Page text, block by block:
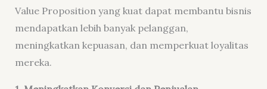
Value Proposition yang kuat dapat membantu bisnis
mendapatkan lebih banyak pelanggan,
meningkatkan kepuasan, dan memperkuat loyalitas
mereka.